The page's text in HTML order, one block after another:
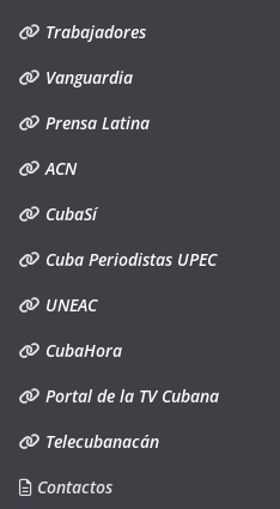
Trabajadores
Vanguardia
Prensa Latina
ACN
CubaSí
Cuba Periodistas UPEC
UNEAC
CubaHora
Portal de la TV Cubana
Telecubanacán
Contactos